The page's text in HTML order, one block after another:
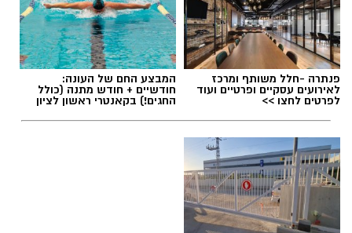
תוכן שיווקי / 09:49 05.08.26
פנתרה -חלל משותף ומרכז
לאירועים עסקיים ופרטיים ועוד
לפרטים לחצו >>
המבצע החם של העונה:
חודשיים + חודש מתנה (כולל
החגים!) בקאנטרי ראשון לציון